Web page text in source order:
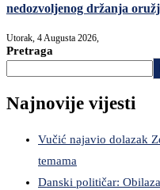
nedozvoljenog držanja
Utorak, 4 Augusta 2026,
Pretraga
Najnovije vijesti
Vučić najavio dolazak
temama
Danski političar: